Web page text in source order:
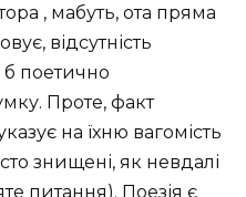
, мабуть, ота пряма
відсутність
б поетично
Проте, факт
на їхню вагомість
знищені, як невдалі
питання). Поезія є